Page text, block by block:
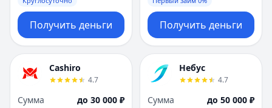
П
Пенза
Пермь
Ростов-на-Дону
П
Пенза
Пермь
Ростов-на-Дону
Получить деньги Получить деньги
Cashiro
4.7
Сумма
до 30 000 ₽
Небус
4.7
Сумма
до 50 000 ₽